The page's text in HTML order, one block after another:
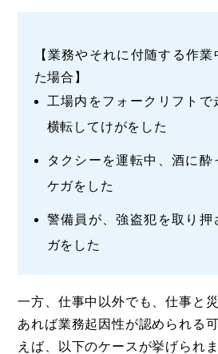
【業務やそれに付随する作
た場合】
工場内をフォークリフトで
横転してけがをした
タクシーを運転中、酒に酔
ケガをした
警備員が、強盗犯を取り押
ガをした
一方、仕事中以外でも、仕事と
あれば業務起因性が認められる
えば、以下のケースが挙げられま